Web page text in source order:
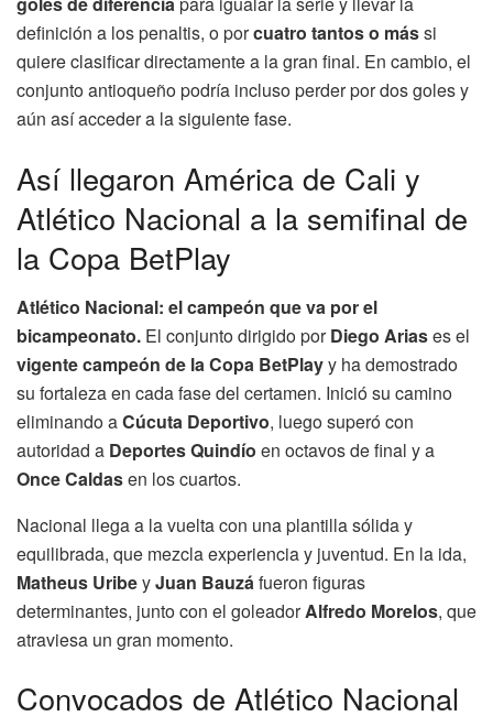
definición a los penaltis, o porcuatro tantos o mássi
quiere clasificar directamente a la gran final. En cambio, el
conjunto antioqueño podría incluso perder por dos goles y
aún así acceder a la siguiente fase.
Así llegaron América de Cali y
Atlético Nacional a la semifinal de
la Copa BetPlay
Atlético Nacional: el campeón que va por el
bicampeonato. El conjunto dirigido porDiego Ariases el
vigente campeón de la Copa BetPlayy ha demostrado
su fortaleza en cada fase del certamen. Inició su camino
eliminando aCúcuta Deportivo, luego superó con
autoridad a Deportes Quindío en octavos de final y a
Once Caldasen los cuartos.
Nacional llega a la vuelta con una plantilla sólida y
equilibrada, que mezcla experiencia y juventud. En la ida,
Matheus UribeyJuan Bauzá fueron figuras
determinantes, junto con el goleadorAlfredo Morelos, que
atraviesa un gran momento.
Convocados de Atlético Nacional